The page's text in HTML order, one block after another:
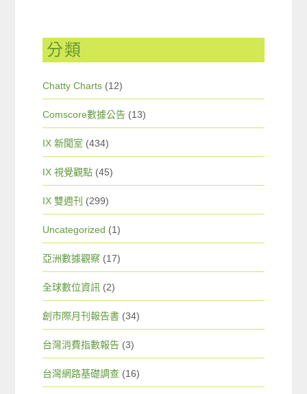
分類
Chatty Charts (12)
Comscore數據公告 (13)
IX 新聞室 (434)
IX 視覺觀點 (45)
IX 雙週刊 (299)
Uncategorized (1)
亞洲數據觀察 (17)
全球數位資訊 (2)
創市際月刊報告書 (34)
台灣消費指數報告 (3)
台灣網路基礎調查 (16)